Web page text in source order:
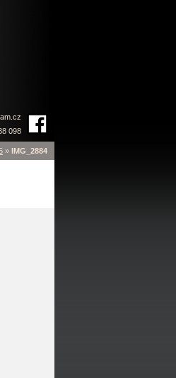
098
» IMG_2884